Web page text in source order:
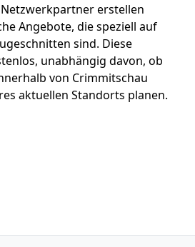
erstellen
Angebote, die speziell auf
sind. Diese
unabhängig davon, ob
von Crimmitschau
aktuellen Standorts planen.